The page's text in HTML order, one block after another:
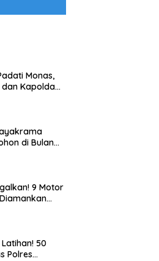
FTPI dan Mabes Polri Bahas
Monas,
Kapolda
di Bulan
9 Motor
50
Polres